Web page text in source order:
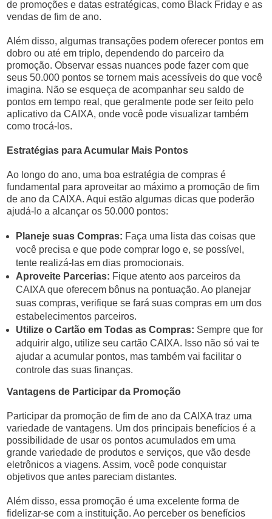
de promoções e datas estratégicas, como Black Friday e as
vendas de fim de ano.
Além disso, algumas transações podem oferecer pontos em
dobro ou até em triplo, dependendo do parceiro da
promoção. Observar essas nuances pode fazer com que
seus 50.000 pontos se tornem mais acessíveis do que você
imagina. Não se esqueça de acompanhar seu saldo de
pontos em tempo real, que geralmente pode ser feito pelo
aplicativo da CAIXA, onde você pode visualizar também
como trocá-los.
Estratégias para Acumular Mais Pontos
Ao longo do ano, uma boa estratégia de compras é
fundamental para aproveitar ao máximo a promoção de fim
de ano da CAIXA. Aqui estão algumas dicas que poderão
ajudá-lo a alcançar os 50.000 pontos:
Planeje suas Compras: Faça uma lista das coisas que
você precisa e que pode comprar logo e, se possível,
tente realizá-las em dias promocionais.
Aproveite Parcerias: Fique atento aos parceiros da
CAIXA que oferecem bônus na pontuação. Ao planejar
suas compras, verifique se fará suas compras em um dos
estabelecimentos parceiros.
Utilize o Cartão em Todas as Compras: Sempre que for
adquirir algo, utilize seu cartão CAIXA. Isso não só vai te
ajudar a acumular pontos, mas também vai facilitar o
controle das suas finanças.
Vantagens de Participar da Promoção
Participar da promoção de fim de ano da CAIXA traz uma
variedade de vantagens. Um dos principais benefícios é a
possibilidade de usar os pontos acumulados em uma
grande variedade de produtos e serviços, que vão desde
eletrônicos a viagens. Assim, você pode conquistar
objetivos que antes pareciam distantes.
Além disso, essa promoção é uma excelente forma de
fidelizar-se com a instituição. Ao perceber os benefícios